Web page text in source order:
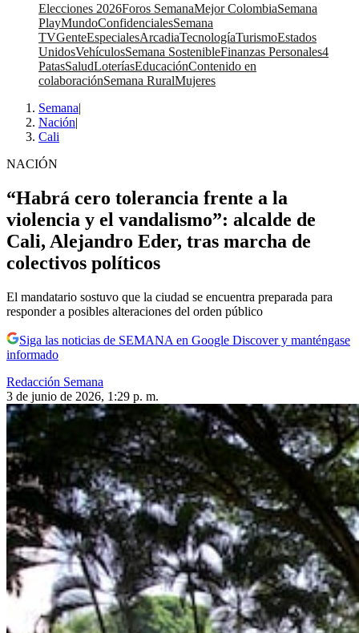
Elecciones 2026Foros SemanaMejor ColombiaSemana
PlayMundoConfidencialesSemana
TVGenteEspecialesArcadiaTecnologíaTurismoEstados
UnidosVehículosSemana SostenibleFinanzas Personales4
PatasSaludLoteríasEducaciónContenido en
colaboraciónSemana RuralMujeres
Semana|
Nación|
Cali
NACIÓN
“Habrá cero tolerancia frente a la
violencia y el vandalismo”: alcalde de
Cali, Alejandro Eder, tras marcha de
colectivos políticos
El mandatario sostuvo que la ciudad se encuentra preparada para
responder a posibles alteraciones del orden público
Siga las noticias de SEMANA en Google Discover y manténgase
informado
Redacción Semana
3 de junio de 2026, 1:29 p. m.